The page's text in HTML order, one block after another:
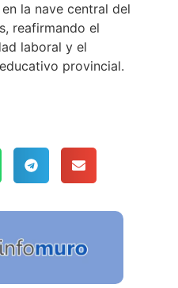
la nave central del
reafirmando el
laboral y el
provincial.